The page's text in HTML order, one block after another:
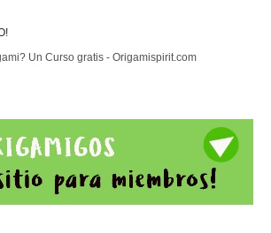
Un Curso gratis - Origamispirit.com